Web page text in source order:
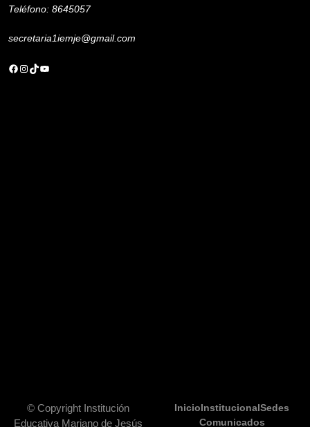
Teléfono: 8645057
secretaria1iemje@gmail.com
Facebook
Instagram
TikTokYouTube
© Copyright Institución
Educativa Mariano de Jesús
InicioInstitucionalSedes
Comunicados